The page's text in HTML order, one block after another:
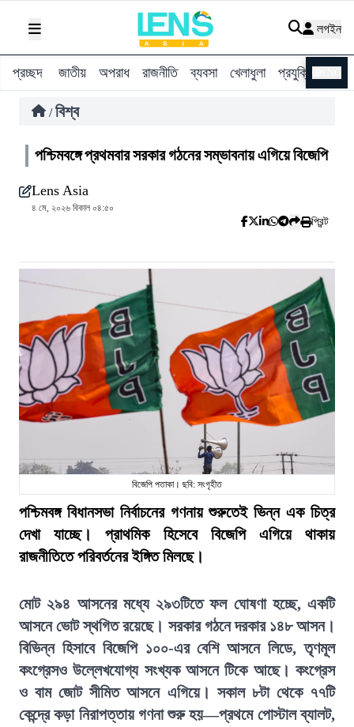
লগইন
প্রচ্ছদ জাতীয় অপরাধ রাজনীতি ব্যবসা খেলাধুলা প্রযুক্তি
/ বিশ্ব
পশ্চিমবঙ্গে প্রথমবার সরকার গঠনের সম্ভাবনায় এগিয়ে বিজেপি
Lens Asia
৪ মে, ২০২৬ বিকাল ০৪:৫০
প্রিন্ট
বিজেপি পতাকা। ছবি: সংগৃহীত
পশ্চিমবঙ্গ বিধানসভা নির্বাচনের গণনায় শুরুতেই ভিন্ন এক চিত্র
দেখা যাচ্ছে। প্রাথমিক হিসেবে বিজেপি এগিয়ে থাকায়
রাজনীতিতে পরিবর্তনের ইঙ্গিত মিলছে।
মোট ২৯৪ আসনের মধ্যে ২৯৩টিতে ফল ঘোষণা হচ্ছে, একটি
আসনে ভোট স্থগিত রয়েছে। সরকার গঠনে দরকার ১৪৮ আসন।
বিভিন্ন হিসাবে বিজেপি ১০০-এর বেশি আসনে লিডে, তৃণমূল
কংগ্রেসও উল্লেখযোগ্য সংখ্যক আসনে টিকে আছে। কংগ্রেস
ও বাম জোট সীমিত আসনে এগিয়ে। সকাল ৮টা থেকে ৭৭টি
কেন্দ্রে কড়া নিরাপত্তায় গণনা শুরু হয়—প্রথমে পোস্টাল ব্যালট,